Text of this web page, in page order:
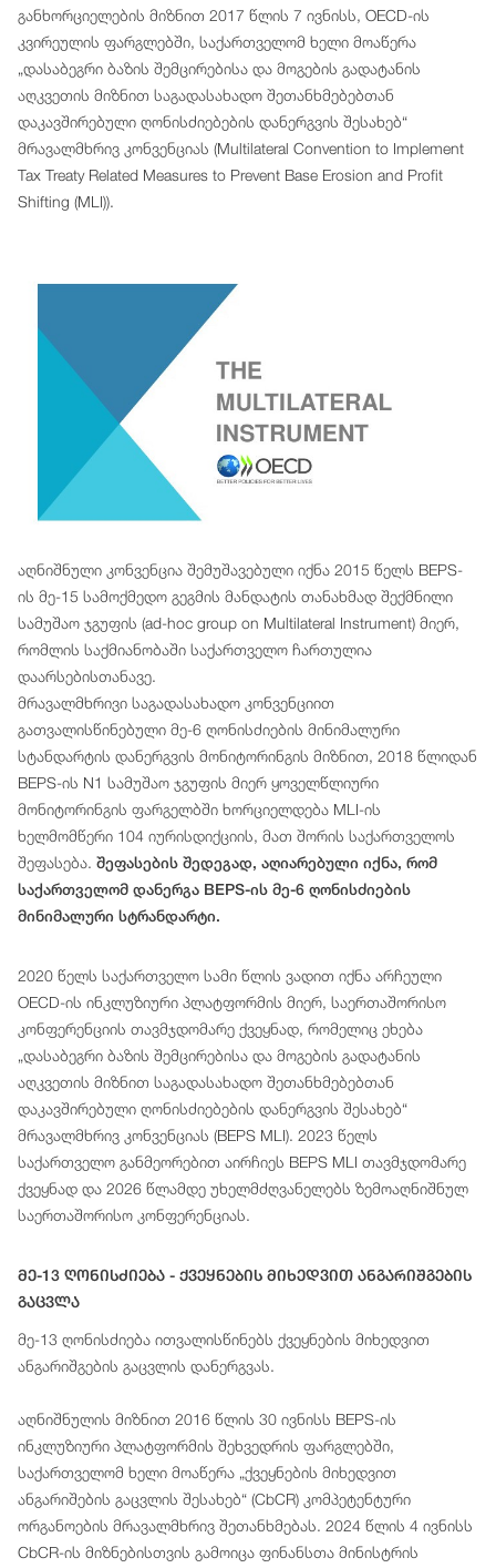
განხორციელების მიზნით 2017 წლის 7 ივნისს, OECD-ის
კვირეულის ფარგლებში, საქართველომ ხელი მოაწერა
„დასაბეგრი ბაზის შემცირებისა და მოგების გადატანის
აღკვეთის მიზნით საგადასახადო შეთანხმებებთან
დაკავშირებული ღონისძიებების დანერგვის შესახებ“
მრავალმხრივ კონვენციას (Multilateral Convention to Implement
Tax Treaty Related Measures to Prevent Base Erosion and Profit
Shifting (MLI)).
აღნიშნული კონვენცია შემუშავებული იქნა 2015 წელს BEPS-
ის მე-15 სამოქმედო გეგმის მანდატის თანახმად შექმნილი
სამუშაო ჯგუფის (ad-hoc group on Multilateral Instrument) მიერ,
რომლის საქმიანობაში საქართველო ჩართულია
დაარსებისთანავე.
მრავალმხრივი საგადასახადო კონვენციით
გათვალისწინებული მე-6 ღონისძიების მინიმალური
სტანდარტის დანერგვის მონიტორინგის მიზნით, 2018 წლიდან
BEPS-ის N1 სამუშაო ჯგუფის მიერ ყოველწლიური
მონიტორინგის ფარგელბში ხორციელდება MLI-ის
ხელმომწერი 104 იურისდიქციის, მათ შორის საქართველოს
შეფასება. შეფასების შედეგად, აღიარებული იქნა, რომ
საქართველომ დანერგა BEPS-ის მე-6 ღონისძიების
მინიმალური სტრანდარტი.
2020 წელს საქართველო სამი წლის ვადით იქნა არჩეული
OECD-ის ინკლუზიური პლატფორმის მიერ, საერთაშორისო
კონფერენციის თავმჯდომარე ქვეყნად, რომელიც ეხება
„დასაბეგრი ბაზის შემცირებისა და მოგების გადატანის
აღკვეთის მიზნით საგადასახადო შეთანხმებებთან
დაკავშირებული ღონისძიებების დანერგვის შესახებ“
მრავალმხრივ კონვენციას (BEPS MLI). 2023 წელს
საქართველო განმეორებით აირჩიეს BEPS MLI თავმჯდომარე
ქვეყნად და 2026 წლამდე უხელმძღვანელებს ზემოაღნიშნულ
საერთაშორისო კონფერენციას.
Მე-13 Ღონისძიება - Ქვეყნების Მიხედვით Ანგარიშგების
Გაცვლა
მე-13 ღონისძიება ითვალისწინებს ქვეყნების მიხედვით
ანგარიშგების გაცვლის დანერგვას.
აღნიშნულის მიზნით 2016 წლის 30 ივნისს BEPS-ის
ინკლუზიური პლატფორმის შეხვედრის ფარგლებში,
საქართველომ ხელი მოაწერა „ქვეყნების მიხედვით
ანგარიშების გაცვლის შესახებ“ (CbCR) კომპეტენტური
ორგანოების მრავალმხრივ შეთანხმებას. 2024 წლის 4 ივნისს
CbCR-ის მიზნებისთვის გამოიცა ფინანსთა მინისტრის